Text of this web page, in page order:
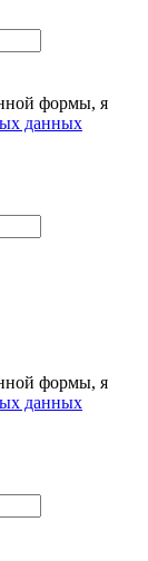
формы, я
данных
формы, я
данных